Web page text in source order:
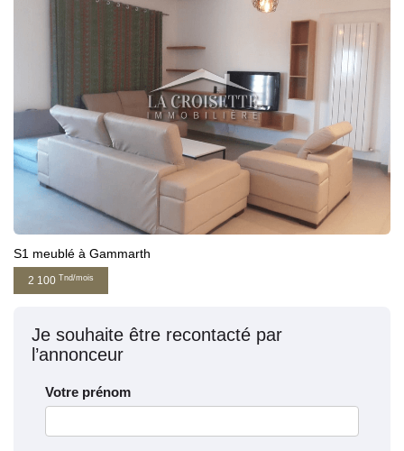
S1 meublé à Gammarth
2 100 Tnd/mois
Je souhaite être recontacté par
l’annonceur
Votre prénom